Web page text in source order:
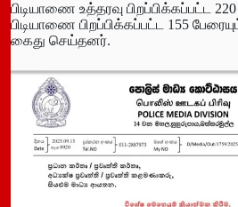
பிடியாணை உத்தரவு பிறப்பிக்கப்பட்ட
பிடியாணை பிறப்பிக்கப்பட்ட 155
கைது செய்தனர்.